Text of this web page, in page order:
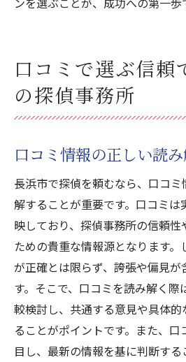
口コミで選ぶ信頼
の探偵事務所
口コミ情報の正しい読
長浜市で探偵を頼むなら、口コ
解することが重要です。口コミは
映しており、探偵事務所の信頼
ための貴重な情報源となります。
が正確とは限らず、誇張や偏見が
す。そこで、口コミを読み解く際
較検討し、共通する意見や具体
ることがポイントです。また、
目し、最新の情報を基に判断する